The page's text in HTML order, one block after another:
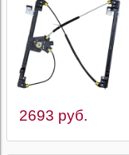
2693 руб.